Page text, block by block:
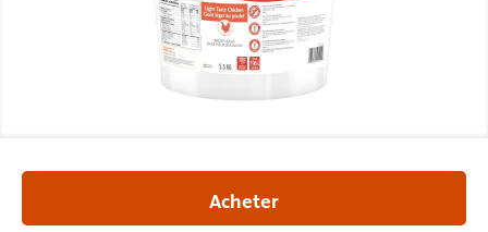
Acheter